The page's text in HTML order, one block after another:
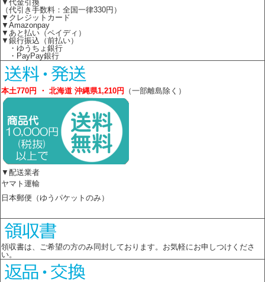
▼代金引換
（代引き手数料：全国一律330円）
▼クレジットカード
▼Amazonpay
▼あと払い（ペイディ）
▼銀行振込（前払い）
・ゆうちょ銀行
・PayPay銀行
本土770円 ・ 北海道 沖縄県1,210円 （一部離島除く）
▼配送業者
ヤマト運輸
日本郵便（ゆうパケットのみ）
領収書は、ご希望の方のみ同封しております。お気軽にお申しつけくださ
い。